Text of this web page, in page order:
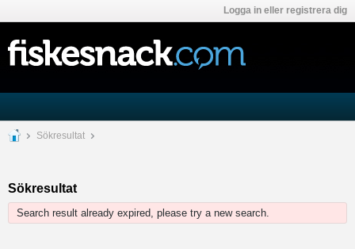
Logga in eller registrera dig
Sökresultat
Sökresultat
Search result already expired, please try a new search.